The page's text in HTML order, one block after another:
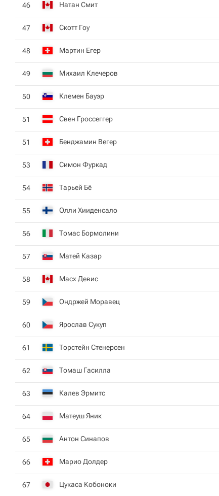
46 Натан Смит
47 Скотт Гоу
48 Мартин Егер
49 Михаил Клечеров
50 Клемен Бауэр
51 Свен Гроссеггер
51 Бенджамин Вегер
53 Симон Фуркад
54 Тарьей Бё
55 Олли Хииденсало
56 Томас Бормолини
57 Матей Казар
58 Масх Девис
59 Ондржей Моравец
60 Ярослав Сукуп
61 Торстейн Стенерсен
62 Томаш Гасилла
63 Калев Эрмитс
64 Матеуш Яник
65 Антон Синапов
66 Марио Долдер
67 Цукаса Кобоноки